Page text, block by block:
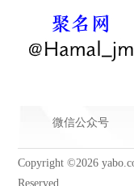
微信公众号
Copyright ©2026
Reserved